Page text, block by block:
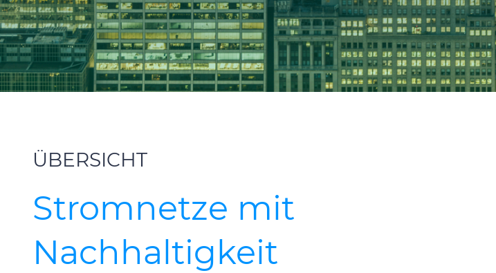
ÜBERSICHT
Stromnetze mit
Nachhaltigkeit